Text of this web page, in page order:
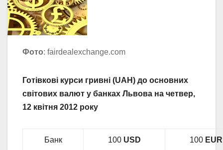
Фото: fairdealexchange.com
Готівкові курси гривні (UAH) до основних
світових валют у банках Львова на четвер,
12 квітня 2012 року
Банк 100 USD 100 EUR